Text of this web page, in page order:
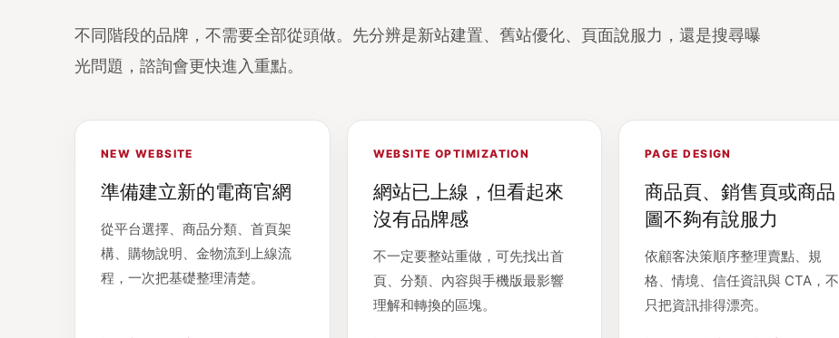
不同階段的品牌，不需要全部從頭做。先分辨是新站建置、舊站優化、頁面說服力，還是搜尋曝
光問題，諮詢會更快進入重點。
NEW WEBSITE
準備建立新的電商官網
從平台選擇、商品分類、首頁架
構、購物說明、金物流到上線流
程，一次把基礎整理清楚。
WEBSITE OPTIMIZATION
網站已上線，但看起來
沒有品牌感
不一定要整站重做，可先找出首
頁、分類、內容與手機版最影響
理解和轉換的區塊。
PAGE DESIGN
商品頁、銷售頁或商品
圖不夠有說服力
依顧客決策順序整理賣點、規
格、情境、信任資訊與 CTA，不
只把資訊排得漂亮。